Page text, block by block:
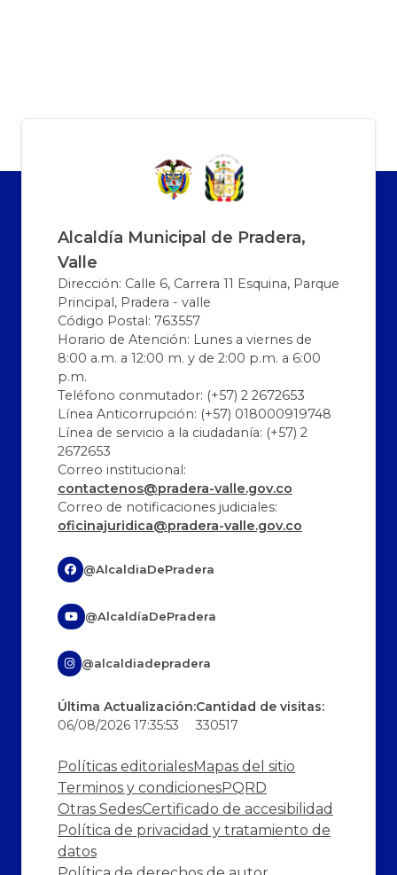
Alcaldía Municipal de Pradera,
Valle
Dirección: Calle 6, Carrera 11 Esquina, Parque
Principal, Pradera - valle
Código Postal: 763557
Horario de Atención: Lunes a viernes de
8:00 a.m. a 12:00 m. y de 2:00 p.m. a 6:00
p.m.
Teléfono conmutador: (+57) 2 2672653
Línea Anticorrupción: (+57) 018000919748
Línea de servicio a la ciudadanía: (+57) 2
2672653
Correo institucional:
contactenos@pradera-valle.gov.co
Correo de notificaciones judiciales:
oficinajuridica@pradera-valle.gov.co
@AlcaldiaDePradera
@AlcaldíaDePradera
@alcaldiadepradera
Última Actualización:
06/08/2026 17:35:53
Cantidad de visitas:
330517
Políticas editorialesMapas del sitio
Terminos y condicionesPQRD
Otras SedesCertificado de accesibilidad
Política de privacidad y tratamiento de
datos